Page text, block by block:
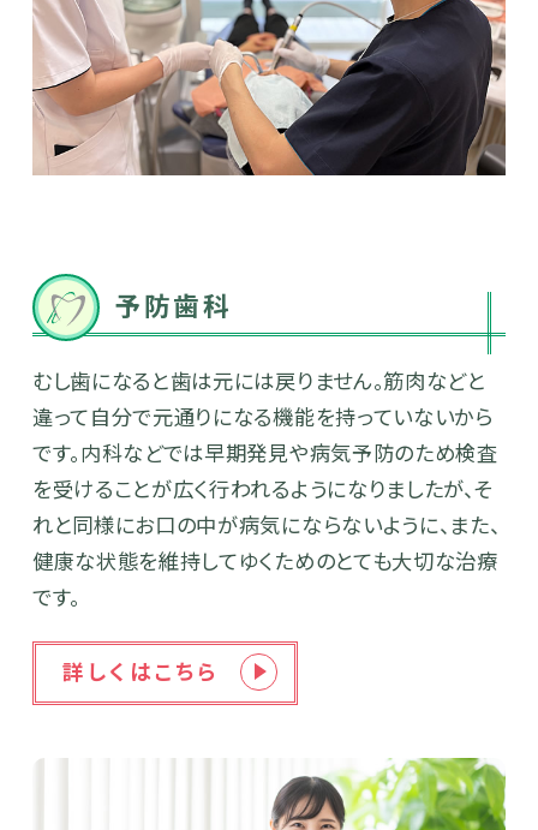
予防歯科
むし歯になると歯は元には戻りません。筋肉などと
違って自分で元通りになる機能を持っていないから
です。内科などでは早期発見や病気予防のため検査
を受けることが広く行われるようになりましたが、そ
れと同様にお口の中が病気にならないように、また、
健康な状態を維持してゆくためのとても大切な治療
です。
詳しくはこちら